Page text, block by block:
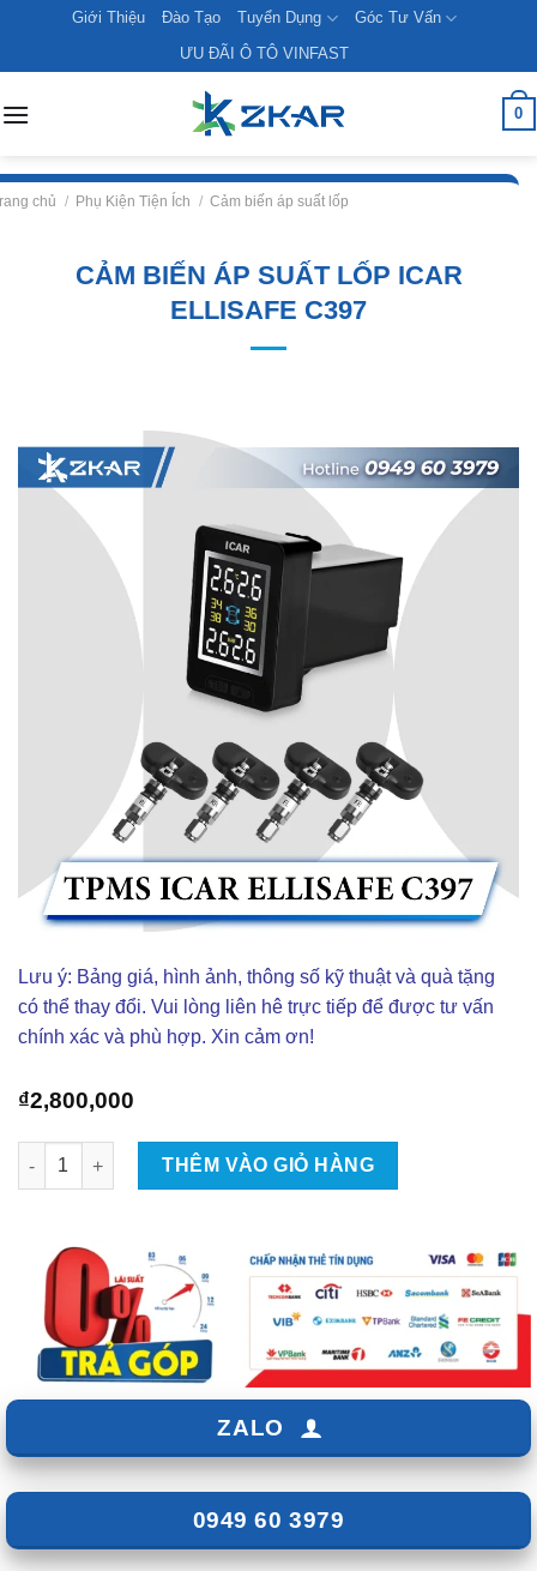
content
Giới Thiệu Đào Tạo Tuyển Dụng
Góc Tư Vấn
ƯU ĐÃI Ô TÔ VINFAST
0
chủ / Phụ Kiện Tiện Ích / Cảm biến áp suất lốp
CẢM BIẾN ÁP SUẤT LỐP ICAR
ELLISAFE C397
Lưu ý: Bảng giá, hình ảnh, thông số kỹ thuật và quà tặng
có thể thay đổi. Vui lòng liên hê trực tiếp để được tư vấn
chính xác và phù hợp. Xin cảm ơn!
₫2,800,000
Cảm biến áp suất lốp ICAR Ellisafe C397 số lượng
THÊM VÀO GIỎ HÀNG
ZALO
0949 60 3979